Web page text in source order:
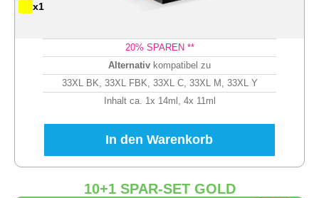
x1
20% SPAREN **
Alternativ kompatibel zu
33XL BK, 33XL FBK, 33XL C, 33XL M, 33XL Y
Inhalt ca. 1x 14ml, 4x 11ml
In den Warenkorb
10+1 SPAR-SET GOLD